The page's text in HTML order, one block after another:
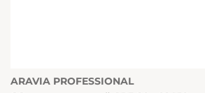
ARAVIA PROFESSIONAL